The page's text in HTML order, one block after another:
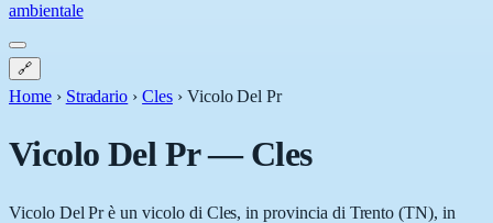
ambientale
🔗
Home › Stradario › Cles › Vicolo Del Pr
Vicolo Del Pr—Cles
Vicolo Del Pr è un vicolo di Cles, in provincia di Trento (TN), in